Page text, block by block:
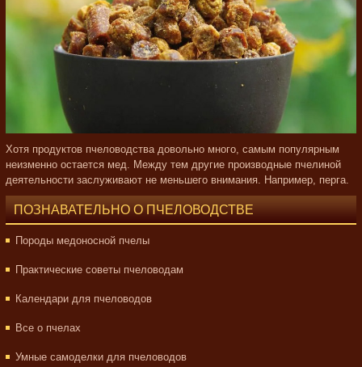
Хотя продуктов пчеловодства довольно много, самым популярным
неизменно остается мед. Между тем другие производные пчелиной
деятельности заслуживают не меньшего внимания. Например, перга.
ПОЗНАВАТЕЛЬНО О ПЧЕЛОВОДСТВЕ
Породы медоносной пчелы
Практические советы пчеловодам
Календари для пчеловодов
Все о пчелах
Умные самоделки для пчеловодов